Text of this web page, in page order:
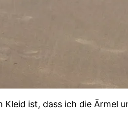
ist, dass ich die Ärmel